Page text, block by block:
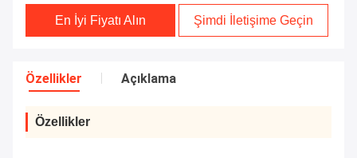
En İyi Fiyatı Alın Şimdi İletişime Geçin
Özellikler Açıklama
Özellikler